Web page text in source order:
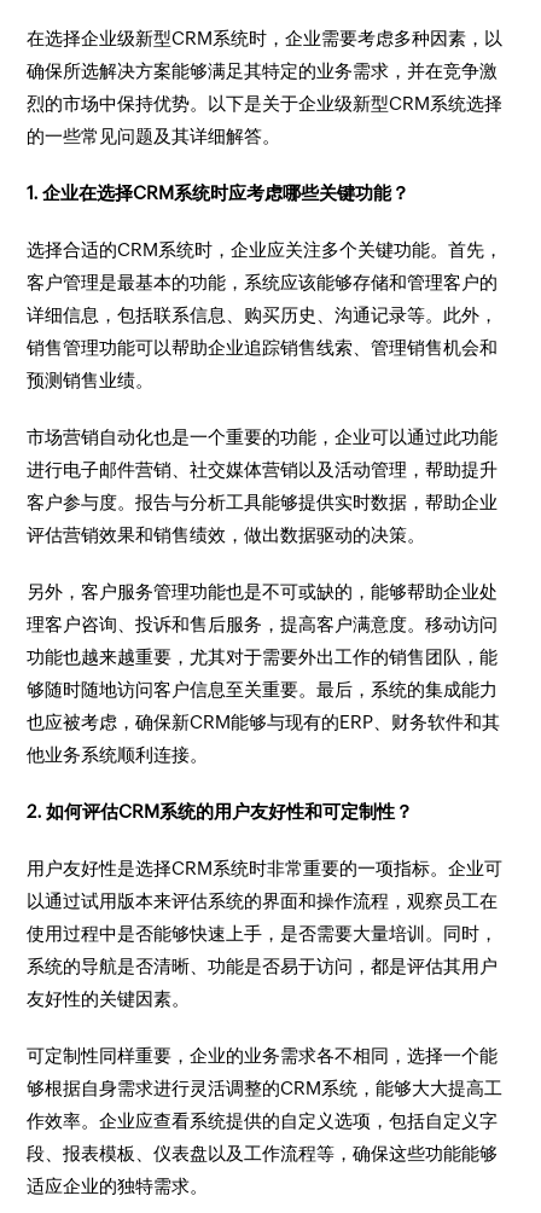
在选择企业级新型CRM系统时，企业需要考虑多种因素，以
确保所选解决方案能够满足其特定的业务需求，并在竞争激
烈的市场中保持优势。以下是关于企业级新型CRM系统选择
的一些常见问题及其详细解答。
1. 企业在选择CRM系统时应考虑哪些关键功能？
选择合适的CRM系统时，企业应关注多个关键功能。首先，
客户管理是最基本的功能，系统应该能够存储和管理客户的
详细信息，包括联系信息、购买历史、沟通记录等。此外，
销售管理功能可以帮助企业追踪销售线索、管理销售机会和
预测销售业绩。
市场营销自动化也是一个重要的功能，企业可以通过此功能
进行电子邮件营销、社交媒体营销以及活动管理，帮助提升
客户参与度。报告与分析工具能够提供实时数据，帮助企业
评估营销效果和销售绩效，做出数据驱动的决策。
另外，客户服务管理功能也是不可或缺的，能够帮助企业处
理客户咨询、投诉和售后服务，提高客户满意度。移动访问
功能也越来越重要，尤其对于需要外出工作的销售团队，能
够随时随地访问客户信息至关重要。最后，系统的集成能力
也应被考虑，确保新CRM能够与现有的ERP、财务软件和其
他业务系统顺利连接。
2. 如何评估CRM系统的用户友好性和可定制性？
用户友好性是选择CRM系统时非常重要的一项指标。企业可
以通过试用版本来评估系统的界面和操作流程，观察员工在
使用过程中是否能够快速上手，是否需要大量培训。同时，
系统的导航是否清晰、功能是否易于访问，都是评估其用户
友好性的关键因素。
可定制性同样重要，企业的业务需求各不相同，选择一个能
够根据自身需求进行灵活调整的CRM系统，能够大大提高工
作效率。企业应查看系统提供的自定义选项，包括自定义字
段、报表模板、仪表盘以及工作流程等，确保这些功能能够
适应企业的独特需求。